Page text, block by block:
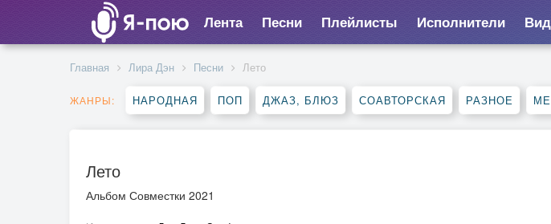
Лента Песни Плейлисты Исполнители
Главная Лира Дэн Песни Лето
ЖАНРЫ: НАРОДНАЯ ПОП ДЖАЗ, БЛЮЗ СОАВТОРСКАЯ РАЗНОЕ
Лето
Альбом Совместки 2021